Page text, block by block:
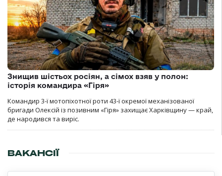
Знищив шістьох росіян, а сімох взяв у полон:
історія командира «Гіря»
Командир 3-ї мотопіхотної роти 43-ї окремої механізованої
бригади Олексій із позивним «Гіря» захищає Харківщину — край,
де народився та виріс.
ВАКАНСІЇ